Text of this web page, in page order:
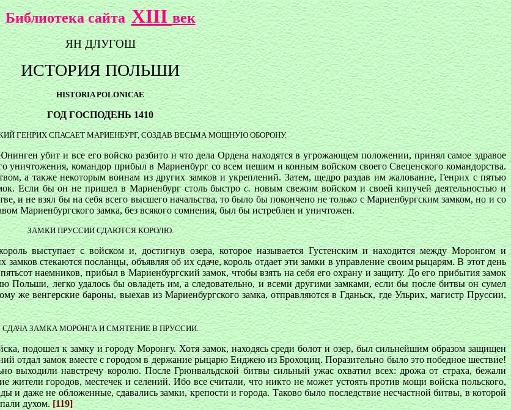
Библиотека сайта XIIIвек
ЯН ДЛУГОШ
ИСТОРИЯ ПОЛЬШИ
HISTORIA POLONICAE
ГОД ГОСПОДЕНЬ 1410
ГЕНРИХ СПАСАЕТ МАРИЕНБУРГ, СОЗДАВ ВЕСЬМА МОЩНУЮ ОБОРОНУ.
убит и все его войско разбито и что дела Ордена находятся в угрожающем положении, принял самое здравое
уничтожения, командор прибыл в Мариенбург со всем пешим и конным войском своего Свеценского командорства.
а также некоторым воинам из других замков и укреплений. Затем, щедро раздав им жалование, Генрих с пятью
Если бы он не пришел в Мариенбург столь быстрос.новым свежим войском и своей кипучей деятельностью и
и не взял бы на себя всего высшего начальства, то было бы покончено не только с Мариенбургским замком, но и со
Мариенбургского замка, без всякого сомнения, был бы истреблен и уничтожен.
ЗАМКИ ПРУССИИ СДАЮТСЯ КОРОЛЮ.
выступает с войском и, достигнув озера, которое называется Густенским и находится между Моронгом и
замков стекаются посланцы, объявляя об их сдаче, король отдает эти замки в управление своим рыцарям. В этот день
наемников, прибыл в Мариенбургский замок, чтобы взять на себя его охрану и защиту. До его прибытия замок
Польши, легко удалось бы овладеть им, а следовательно, и всеми другими замками, если бы после битвы он сумел
же венгерские бароны, выехав из Мариенбургского замка, отправляются в Гданьск, где Ульрих, магистр Пруссии,
СДАЧА ЗАМКА МОРОНГА И СМЯТЕНИЕ В ПРУССИИ.
подошел к замку и городу Моронгу. Хотя замок, находясь среди болот и озер, был сильнейшим образом защищен
отдал замок вместе с городом в держание рыцарю Енджею из Брохоциц. Поразительно было это победное шествие!
выходили навстречу королю. После Грюнвальдской битвы сильный ужас охватил всех: дрожа от страха, бежали
жители городов, местечек и селений. Ибо все считали, что никто не может устоять против мощи войска польского,
и даже не обложенные, сдавались замки, крепости и города. Таково было последствие несчастной битвы, в которой
духом. [119]